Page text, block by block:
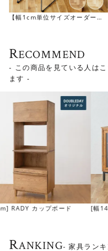
KRAUSEキッチンボードは
す。
幅80cmより収納力が高い
120cmともに同じ高さに仕
和感なくお使いいただけま
【幅1cm単位サイズオーダー】
RECOMMEND
- この商品を見ている人は
ます -
【選べる組合わせ】＜幅60cm＞
RANKING- 家具ラン